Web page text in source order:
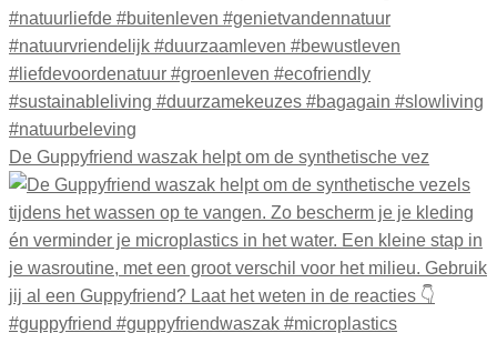
De Guppyfriend waszak helpt om de synthetische vez